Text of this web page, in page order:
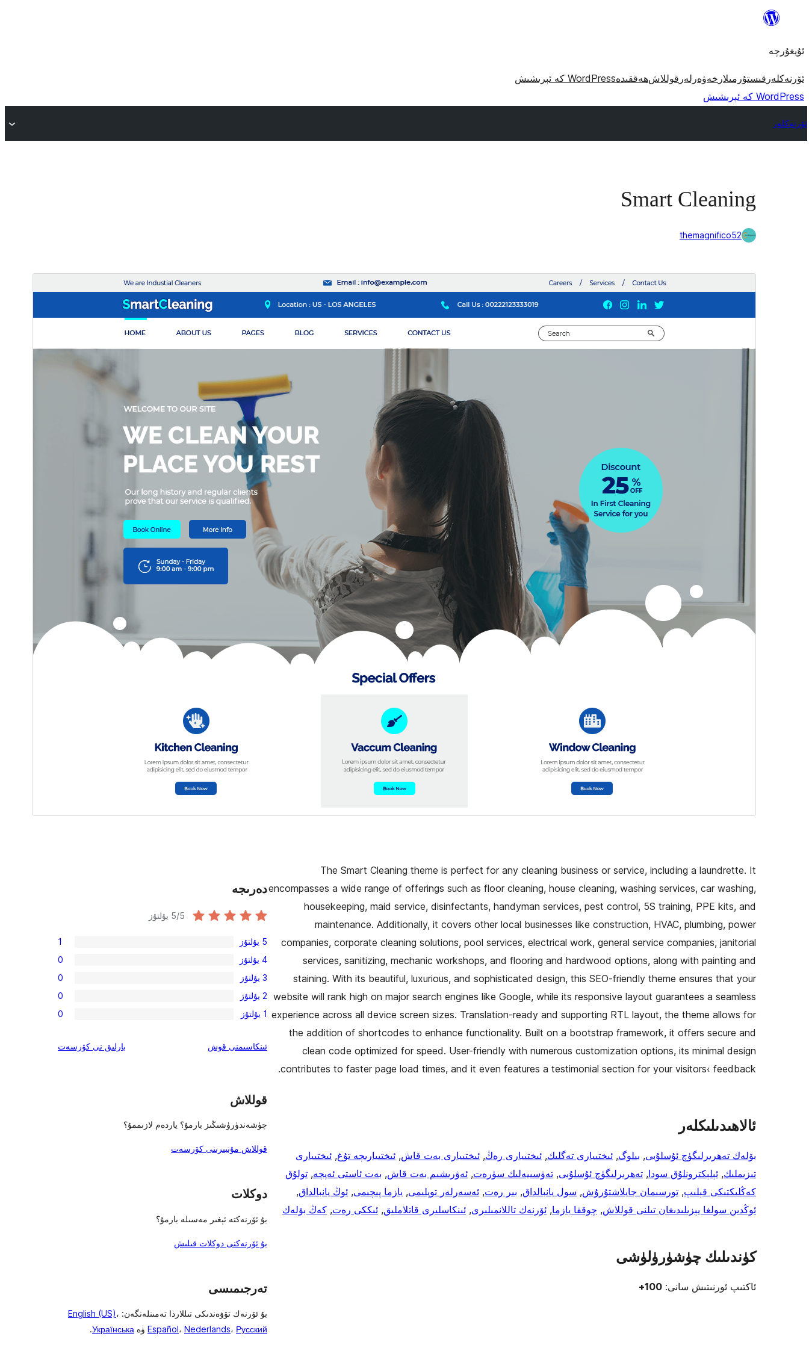
مەزمۇنغا
ئۇيغۇرچە
ئۆرنەكلەر قىستۇرمىلار خەۋەرلەر قوللاشھەققىدەWordPress كە ئېرىشىش
WordPress كە ئېرىشىش
ئۆرنەكلەر
Smart Cleaning
themagnifico52
چۈشۈر
نەشرى
ئاخىرقى يېڭىلانغان ۋاقتى
2026-يىل 15-7
ئاكتىپ ئورنىتىش سانى
WordPress نەشرى
5.0
ئۆرنەك باش بېتى
The Smart Cleaning theme is perfect for any cleaning business or service, including a laundrette. It
encompasses a wide range of offerings such as floor cleaning, house cleaning, washing services, car washing,
housekeeping, maid service, disinfectants, handyman services, pest control, 5S training, PPE kits, and
maintenance. Additionally, it covers other local businesses like construction, HVAC, plumbing, power
companies, corporate cleaning solutions, pool services, electrical work, general service companies, janitorial
services, sanitizing, mechanic workshops, and flooring and hardwood options, along with painting and
staining. With its beautiful, luxurious, and sophisticated design, this SEO-friendly theme ensures that your
website will rank high on major search engines like Google, while its responsive layout guarantees a seamless
experience across all device screen sizes. Translation-ready and supporting RTL layout, the theme allows for
the addition of shortcodes to enhance functionality. Built on a bootstrap framework, it offers secure and
clean code optimized for speed. User-friendly with numerous customization options, its minimal design
contributes to faster page load times, and it even features a testimonial section for your visitors‹ feedback.
ئالاھىدىلىكلەر
بۆلەك تەھرىرلىگۈچ ئۇسلۇبى, بىلوگ, ئىختىيارى تەگلىك, ئىختىيارى رەڭ, ئىختىيارى بەت قاش, ئىختىيارىچە تۇغ, ئىختىيارى
تىزىملىك, ئېلېكترونلۇق سودا, تەھرىرلىگۈچ ئۇسلۇبى, تەۋسىيەلىك سۈرەت, ئەۋرىشىم بەت قاش, بەت ئاستى ئەپچە, تولۇق
كەڭلىكتىكى قېلىپ, تورسىمان جايلاشتۇرۇش, سول يانبالداق, بىر رەت, ئەسەرلەر توپلىمى, يازما پىچىمى, ئوڭ يانبالداق,
ئوڭدىن سولغا يېزىلىدىغان تىلنى قوللاش, چوققا يازما, ئۆرنەك تاللانمىلىرى, ئىنكاسلىرى قاتلاملىق, ئىككى رەت, كەڭ بۆلەك
كۈندىلىك چۈشۈرۈلۈشى
ئاكتىپ ئورنىتىش سانى: 100+
دەرىجە
5/5 يۇلتۇز
1
5-
يۇلتۇز
باھالاش
5 يۇلتۇز 1
0
4-
يۇلتۇز
باھالاش
4 يۇلتۇز 0
0
3-
يۇلتۇز
3 يۇلتۇز 0
0
2-
باھالاش
2 يۇلتۇز 0
0
يۇلتۇز
1 يۇلتۇز 0
ئىنكاسىمنى قوش بارلىق ئىنكاس
نى كۆرسەت
قوللاش
چۈشەندۈرۈشىڭىز بارمۇ؟ ياردەم لازىممۇ؟
قوللاش مۇنبىرىنى كۆرسەت
دوكلات
بۇ ئۆرنەكتە ئېغىر مەسىلە بارمۇ؟
بۇ ئۆرنەكنى دوكلات قىلىش
تەرجىمىسى
بۇ ئۆرنەك تۆۋەندىكى تىللاردا تەمىنلەنگەن: English (US)،
Español، Nederlands، Русский ۋە Українська
.